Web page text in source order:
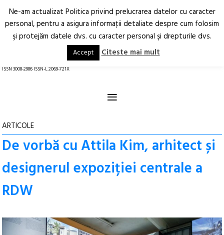
Arhitectură.
Oraș.
RO EN
ISSN 3008-2986 ISSN-L 2069-721X
≡
ARTICOLE
De vorbă cu Attila Kim, arhitect și
designerul expoziției centrale a
RDW
Ne-am actualizat Politica privind prelucrarea datelor cu caracter
personal, pentru a asigura informaţii detaliate despre cum folosim
şi protejăm datele dvs. cu caracter personal şi drepturile dvs.
Accept Citeste mai mult